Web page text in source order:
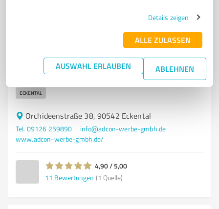
Details zeigen
ALLE ZULASSEN
AUSWAHL ERLAUBEN ABLEHNEN
Innovative Werbeagentur für Messebau, Modellbau
VISUALISIERUNG PRÄSENTATION
KUNDENSERVICE
ECKENTAL
Orchideenstraße 38, 90542 Eckental
Tel. 09126 259890
info@adcon-werbe-gmbh.de
www.adcon-werbe-gmbh.de/
4,90 / 5,00
11 Bewertungen (1 Quelle)